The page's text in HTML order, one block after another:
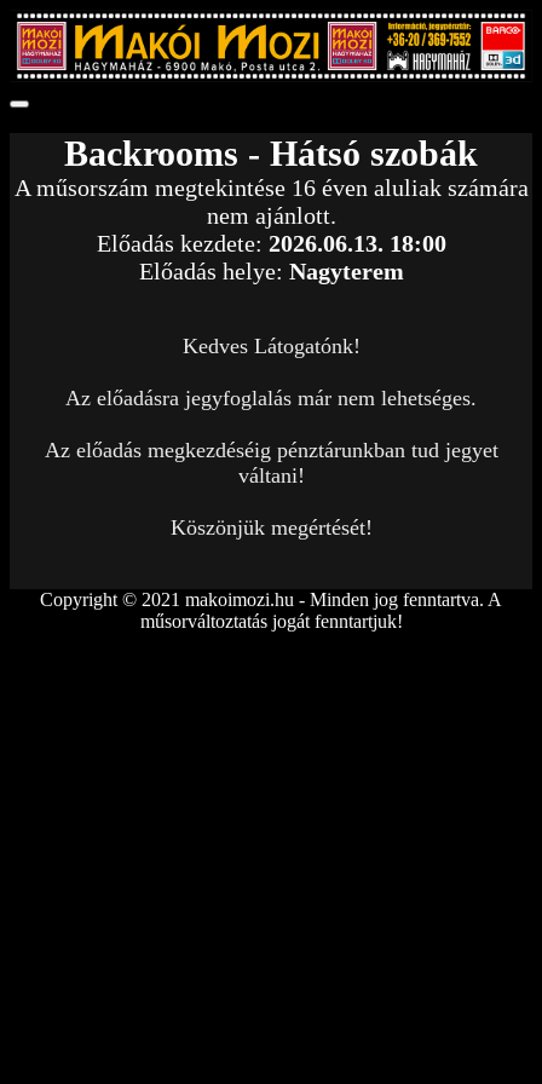
Backrooms - Hátsó szobák
A műsorszám megtekintése 16 éven aluliak számára
nem ajánlott.
Előadás kezdete: 2026.06.13. 18:00
Előadás helye: Nagyterem
Kedves Látogatónk!
Az előadásra jegyfoglalás már nem lehetséges.
Az előadás megkezdéséig pénztárunkban tud jegyet
váltani!
Köszönjük megértését!
Copyright © 2021 makoimozi.hu - Minden jog fenntartva. A
műsorváltoztatás jogát fenntartjuk!